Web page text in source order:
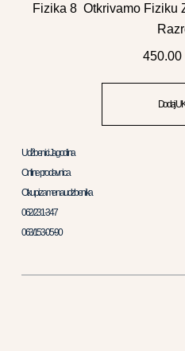
Fizika 8 Otkrivamo Fiziku
450.00
Dodaj U
Udžbenici Jagodina
Online prodavnica
Otkup i zamena udzbenika
062/231-347
063/153-05-90